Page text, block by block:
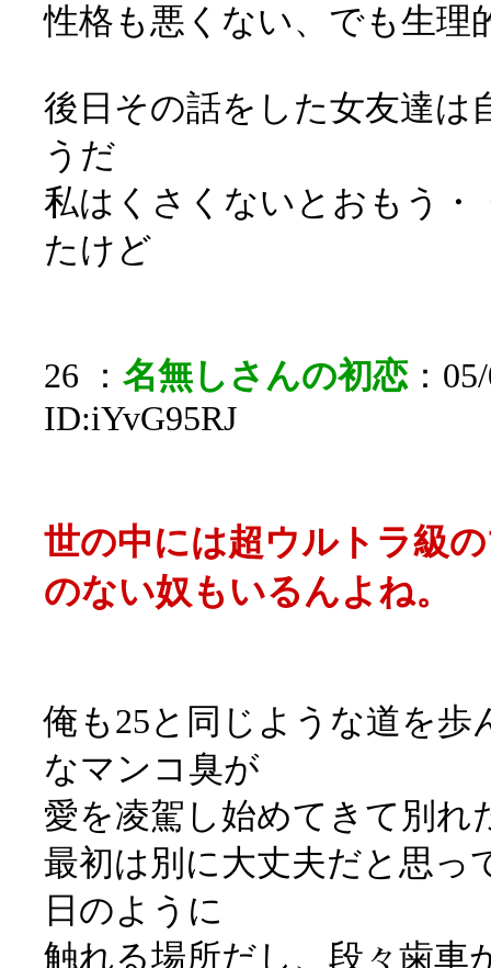
性格も悪くない、でも生理
後日その話をした女友達は
うだ
私はくさくないとおもう・
たけど
26 ： 名無しさんの初恋：
ID:iYvG95RJ
世の中には超ウルトラ級
のない奴もいるんよね。
俺も25と同じような道を歩
なマンコ臭が
愛を凌駕し始めてきて別れ
最初は別に大丈夫だと思っ
日のように
触れる場所だし、段々歯車